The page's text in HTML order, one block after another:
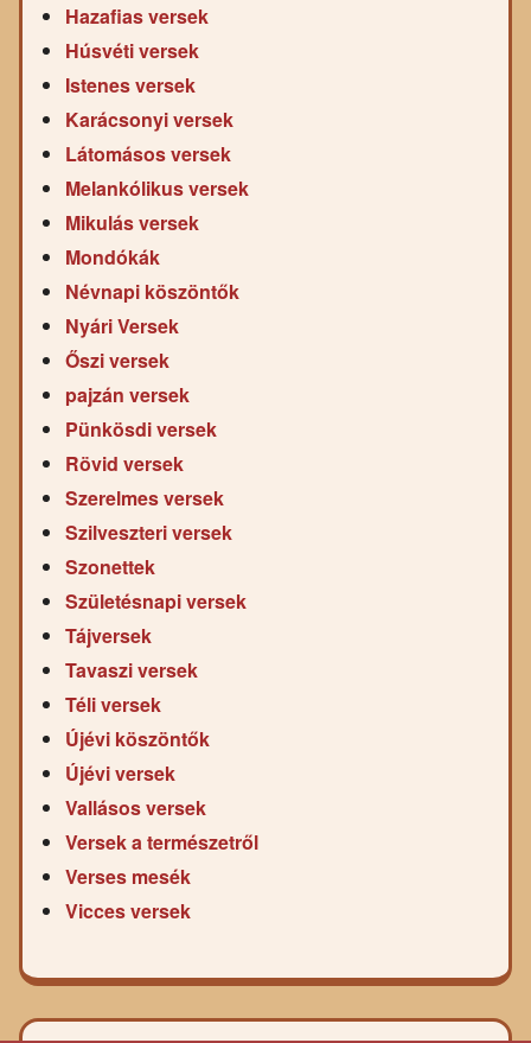
Hazafias versek
Húsvéti versek
Istenes versek
Karácsonyi versek
Látomásos versek
Melankólikus versek
Mikulás versek
Mondókák
Névnapi köszöntők
Nyári Versek
Őszi versek
pajzán versek
Pünkösdi versek
Rövid versek
Szerelmes versek
Szilveszteri versek
Szonettek
Születésnapi versek
Tájversek
Tavaszi versek
Téli versek
Újévi köszöntők
Újévi versek
Vallásos versek
Versek a természetről
Verses mesék
Vicces versek